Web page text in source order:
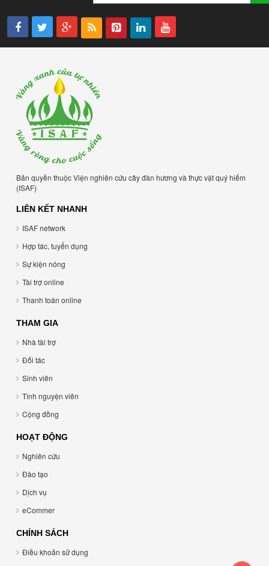
Bản quyền thuộc Viện nghiên cứu cây đàn hương và thực vật quý hiếm
(ISAF)
LIÊN KẾT NHANH
ISAF network
Hợp tác, tuyển dụng
Sự kiện nóng
Tài trợ online
Thanh toán online
THAM GIA
Nhà tài trợ
Đối tác
Sinh viên
Tình nguyện viên
Cộng đồng
HOẠT ĐỘNG
Nghiên cứu
Đào tạo
Dịch vụ
eCommer
CHÍNH SÁCH
Điều khoản sử dụng